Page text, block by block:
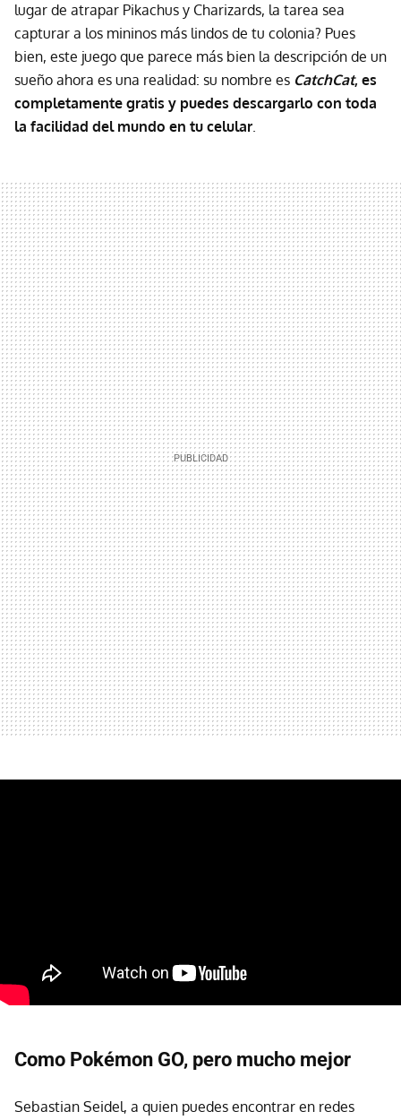
lugar de atrapar Pikachus y Charizards, la tarea sea
capturar a los mininos más lindos de tu colonia? Pues
bien, este juego que parece más bien la descripción de un
sueño ahora es una realidad: su nombre es CatchCat, es
completamente gratis y puedes descargarlo con toda
la facilidad del mundo en tu celular.
Como Pokémon GO, pero mucho mejor
Sebastian Seidel, a quien puedes encontrar en redes